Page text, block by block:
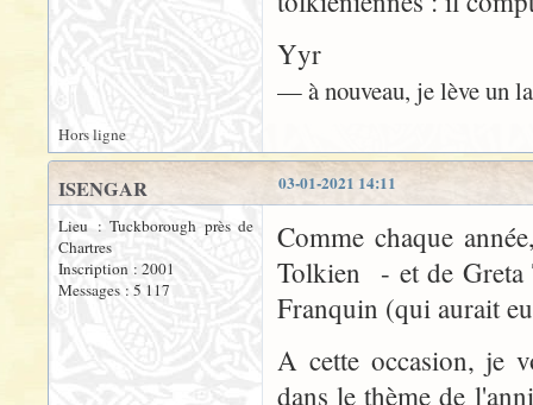
Yyr
— à nouveau, je lève un
Hors ligne
03-01-2021 14:11
ISENGAR
Lieu : Tuckborough près de
Chartres
Inscription : 2001
Messages : 5 117
Comme chaque
Tolkien - et de Greta
Franquin (qui aurait
A cette occasion, je
dans le thème de